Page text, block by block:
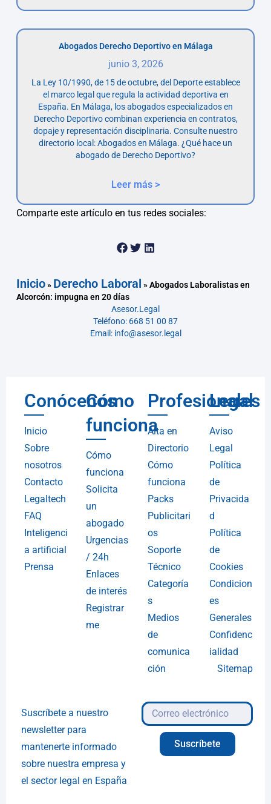
Abogados Derecho Deportivo en Málaga
junio 3, 2026
La Ley 10/1990, de 15 de octubre, del Deporte establece
el marco legal que regula la actividad deportiva en
España. En Málaga, los abogados especializados en
Derecho Deportivo combinan experiencia en contratos,
dopaje y representación disciplinaria. Consulte nuestro
directorio local: Abogados en Málaga. ¿Qué hace un
abogado de Derecho Deportivo?
Leer más >
Comparte este artículo en tus redes sociales:
Inicio» Derecho Laboral »Abogados Laboralistas en
Alcorcón: impugna en 20 días
Asesor.Legal
Teléfono: 668 51 00 87
Email: info@asesor.legal
Conócenos
Inicio
Sobre
nosotros
Contacto
Legaltech
FAQ
Inteligenci
a artificial
Prensa
Cómo
funciona
Cómo
funciona
Solicita
un
abogado
Urgencias
/ 24h
Enlaces
de interés
Registrar
me
Profesionales
Alta en
Directorio
Cómo
funciona
Packs
Publicitari
os
Soporte
Técnico
Categoría
s
Medios
de
comunica
ción
Legal
Aviso
Legal
Política
de
Privacida
d
Política
de
Cookies
Condicion
es
Generales
Confidenc
ialidad
Sitemap
Suscríbete a nuestro
newsletter para
mantenerte informado
sobre nuestra empresa y
el sector legal en España
Suscríbete